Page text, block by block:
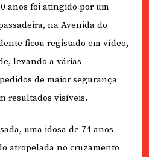
anos foi atingido por um
na Avenida do
ficou registado em vídeo,
levando a várias
de maior segurança
resultados visíveis.
uma idosa de 74 anos
atropelada no cruzamento